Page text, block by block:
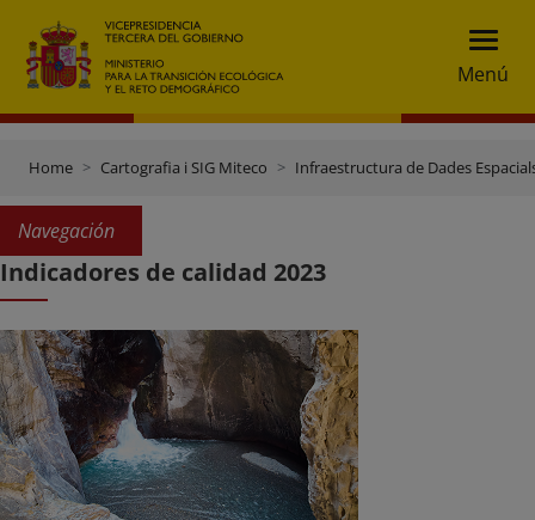
Menú
Home Cartografia i SIG Miteco Infraestructura de Dades
Navegación
Indicadores de calidad 2023